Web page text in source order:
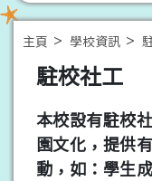
主頁 學校資訊
駐校社工
本校設有駐校
園文化，提供
動，如：學生